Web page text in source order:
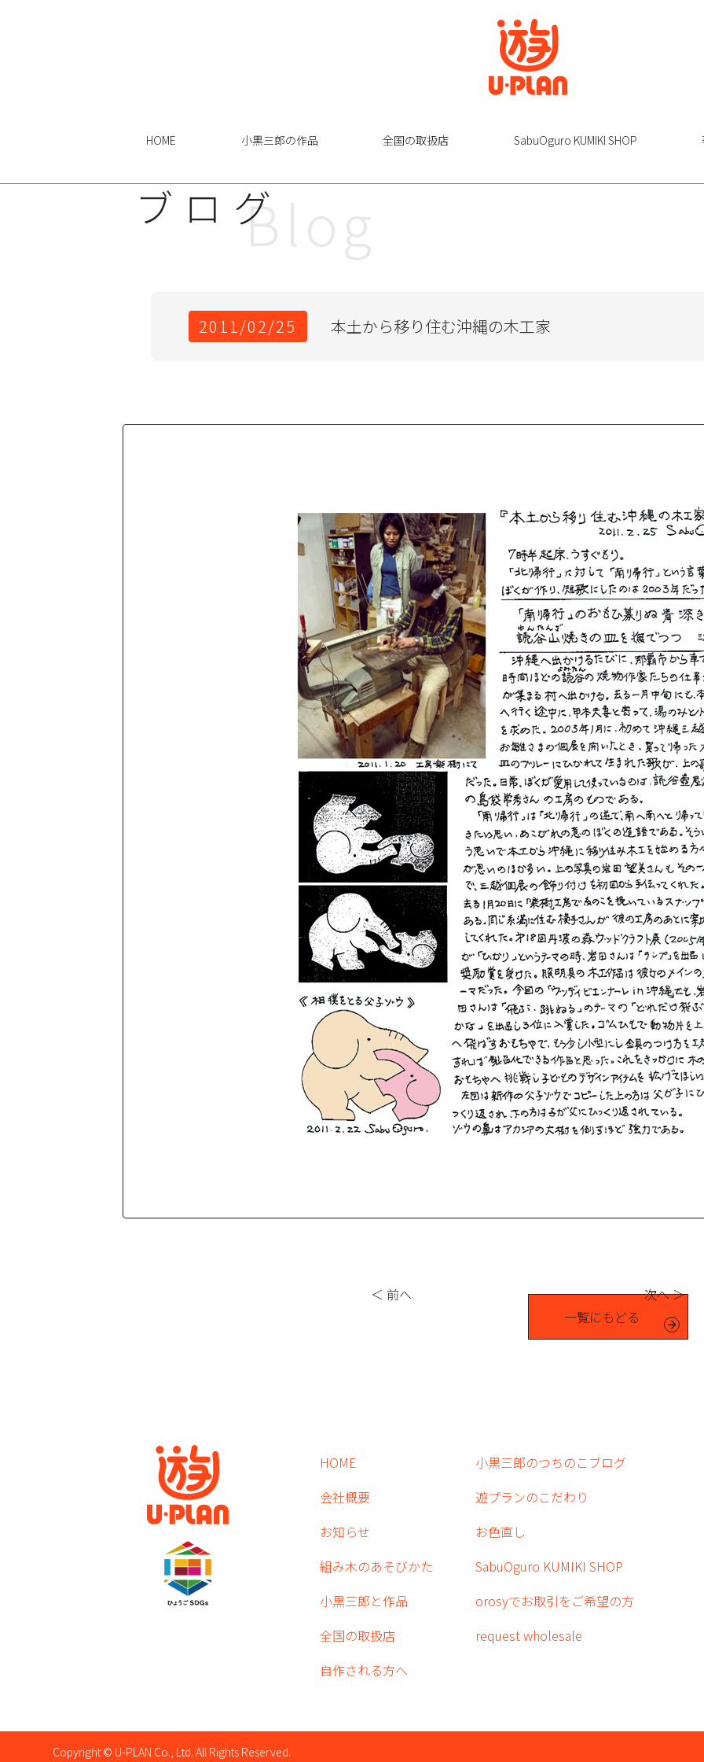
HOME 小黒三郎の作品 全国の取扱店 SabuOguro KUMIKI SHOP
Blog
ブログ
2011/02/25 本土から移り住む沖縄の木工家
＜ 前へ
一覧にもどる
次へ ＞
HOME
会社概要
お知らせ
組み木のあそびかた
小黒三郎と作品
全国の取扱店
自作される方へ
小黒三郎のつちのこブログ
遊プランのこだわり
お色直し
SabuOguro KUMIKI SHOP
orosyでお取引をご希望の方
request wholesale
Copyright © U-PLAN Co., Ltd. All Rights Reserved.